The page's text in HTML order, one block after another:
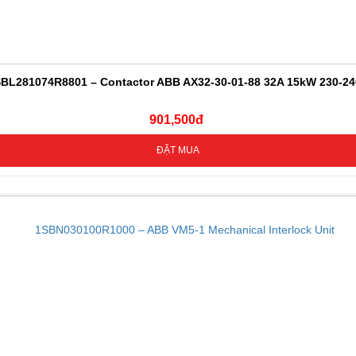
– Contactor ABB AX32-30-01-88 32A 15kW 230-
901,500đ
ĐẶT MUA